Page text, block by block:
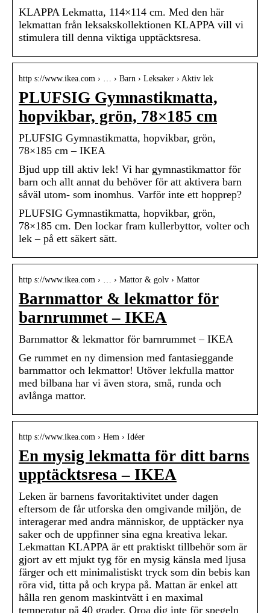
KLAPPA Lekmatta, 114×114 cm. Med den här
lekmattan från leksakskollektionen KLAPPA vill vi
stimulera till denna viktiga upptäcktsresa.
http s://www.ikea.com › … › Barn › Leksaker › Aktiv lek
PLUFSIG Gymnastikmatta,
hopvikbar, grön, 78×185 cm
PLUFSIG Gymnastikmatta, hopvikbar, grön,
78×185 cm – IKEA
Bjud upp till aktiv lek! Vi har gymnastikmattor för
barn och allt annat du behöver för att aktivera barn
såväl utom- som inomhus. Varför inte ett hopprep?
PLUFSIG Gymnastikmatta, hopvikbar, grön,
78×185 cm. Den lockar fram kullerbyttor, volter och
lek – på ett säkert sätt.
http s://www.ikea.com › … › Mattor & golv › Mattor
Barnmattor & lekmattor för
barnrummet – IKEA
Barnmattor & lekmattor för barnrummet – IKEA
Ge rummet en ny dimension med fantasieggande
barnmattor och lekmattor! Utöver lekfulla mattor
med bilbana har vi även stora, små, runda och
avlånga mattor.
http s://www.ikea.com › Hem › Idéer
En mysig lekmatta för ditt barns
upptäcktsresa – IKEA
Leken är barnens favoritaktivitet under dagen
eftersom de får utforska den omgivande miljön, de
interagerar med andra människor, de upptäcker nya
saker och de uppfinner sina egna kreativa lekar.
Lekmattan KLAPPA är ett praktiskt tillbehör som är
gjort av ett mjukt tyg för en mysig känsla med ljusa
färger och ett minimalistiskt tryck som din bebis kan
röra vid, titta på och krypa på. Mattan är enkel att
hålla ren genom maskintvätt i en maximal
temperatur på 40 grader. Oroa dig inte för spegeln